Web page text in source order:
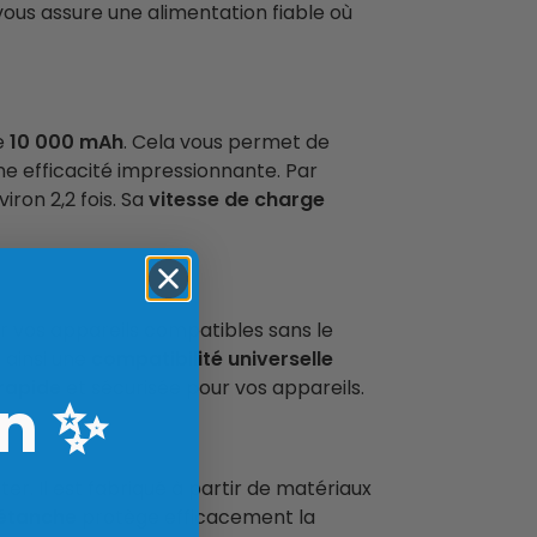
assure une alimentation fiable où
10 000 mAh. Cela vous permet de
efficacité impressionnante. Par
2,2 fois. Sa vitesse de charge
appareils compatibles sans le
compatibilité universelle
et sécurisée pour vos appareils.
Il est fabriqué à partir de matériaux
protège efficacement la
✨